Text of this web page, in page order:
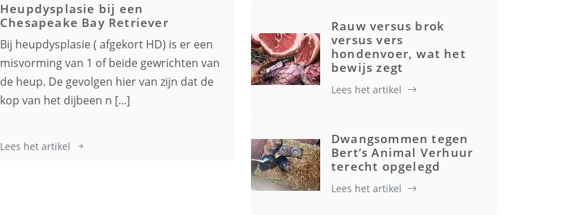
Heupdysplasie bij een
Chesapeake Bay Retriever
Bij heupdysplasie ( afgekort HD) is er een
misvorming van 1 of beide gewrichten van
de heup. De gevolgen hier van zijn dat de
kop van het dijbeen n [...]
Lees het artikel
Rauw versus brok
versus vers
hondenvoer, wat het
bewijs zegt
Lees het artikel
Dwangsommen tegen
Bert’s Animal Verhuur
terecht opgelegd
Lees het artikel